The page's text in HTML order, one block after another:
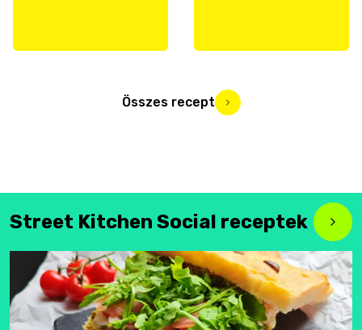
Összes recept
Street Kitchen Social receptek